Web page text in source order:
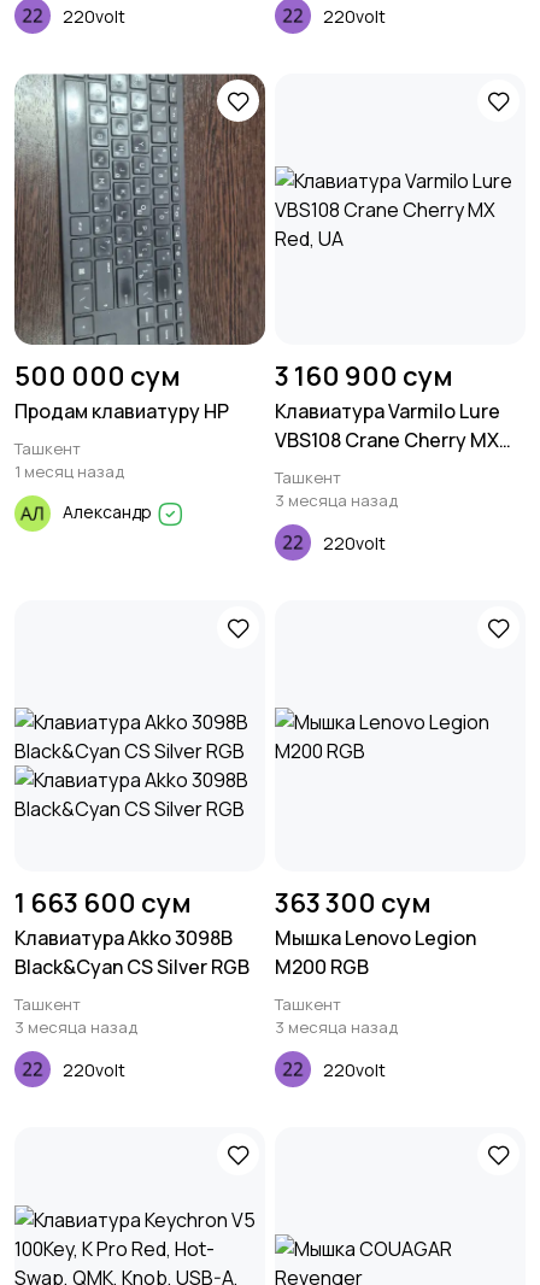
220volt 220volt
500 000 сум
Продам клавиатуру HP
Ташкент
1 месяц назад
Александр
3 160 900 сум
Клавиатура Varmilo Lure
VBS108 Crane Cherry MX
Red, UA
Ташкент
3 месяца назад
220volt
1 663 600 сум
Клавиатура Akko 3098B
Black&Cyan CS Silver RGB
Ташкент
3 месяца назад
220volt
363 300 сум
Мышка Lenovo Legion
M200 RGB
Ташкент
3 месяца назад
220volt